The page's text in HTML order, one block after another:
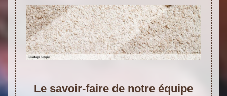
Le savoir-faire de notre équipe